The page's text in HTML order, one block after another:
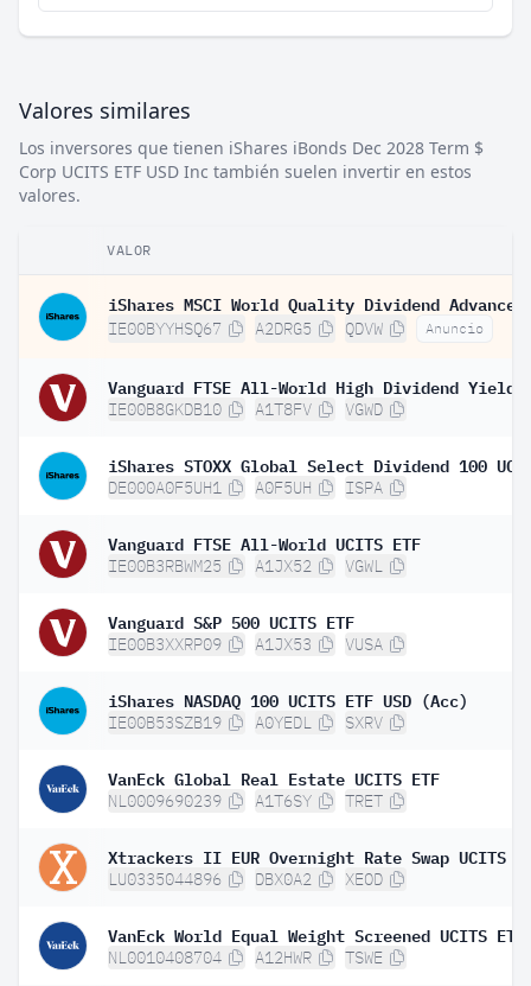
Valores similares
Los inversores que tienen iShares iBonds Dec 2028 Term $
Corp UCITS ETF USD Inc también suelen invertir en estos
valores.
VALOR
IE00BYYHSQ67 A2DRG5 QDVW Anuncio
IE00B8GKDB10 A1T8FV VGWD
DE000A0F5UH1 A0F5UH ISPA
Vanguard FTSE All-World UCITS ETF
IE00B3RBWM25 A1JX52 VGWL
Vanguard S&P 500 UCITS ETF
IE00B3XXRP09 A1JX53 VUSA
iShares NASDAQ 100 UCITS ETF USD (Acc)
IE00B53SZB19 A0YEDL SXRV
VanEck Global Real Estate UCITS ETF
NL0009690239 A1T6SY TRET
LU0335044896 DBX0A2 XEOD
VanEck World Equal Weight Screened UCITS ETF
NL0010408704 A12HWR TSWE